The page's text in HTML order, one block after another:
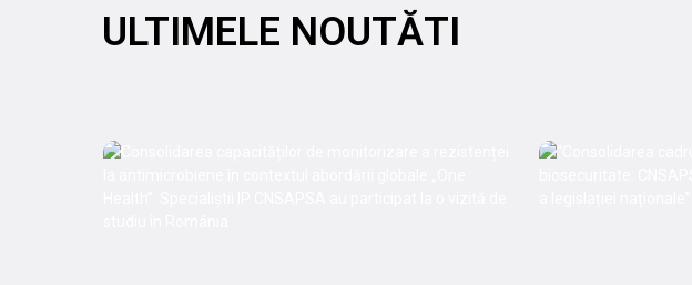
ULTIMELE NOUTĂTI